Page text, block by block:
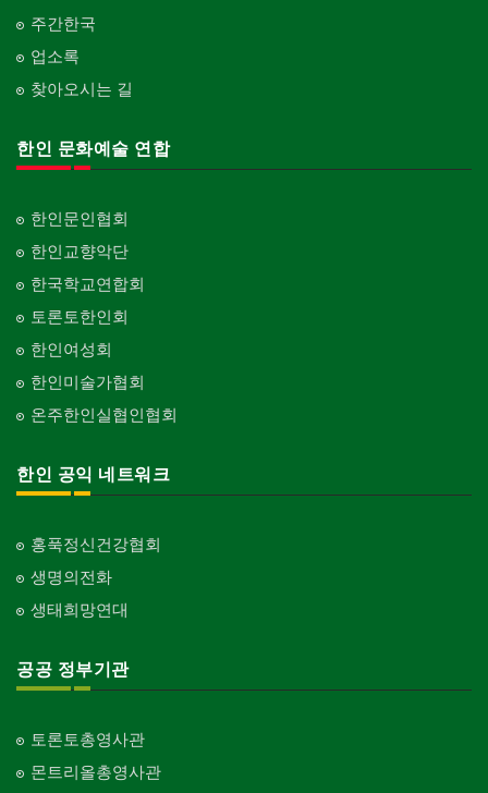
주간한국
업소록
찾아오시는 길
한인 문화예술 연합
한인문인협회
한인교향악단
한국학교연합회
토론토한인회
한인여성회
한인미술가협회
온주한인실협인협회
한인 공익 네트워크
홍푹정신건강협회
생명의전화
생태희망연대
공공 정부기관
토론토총영사관
몬트리올총영사관